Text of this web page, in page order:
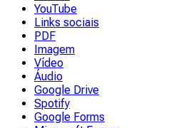
YouTube
Links sociais
PDF
Imagem
Vídeo
Áudio
Google Drive
Spotify
Google Forms